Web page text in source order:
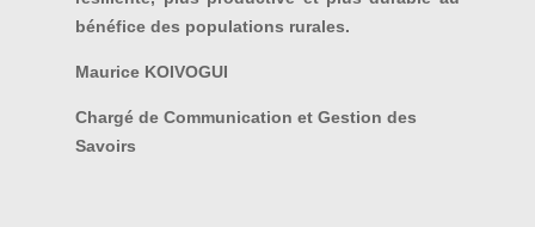
bénéfice des populations rurales.
Maurice KOIVOGUI
Chargé de Communication et Gestion des
Savoirs